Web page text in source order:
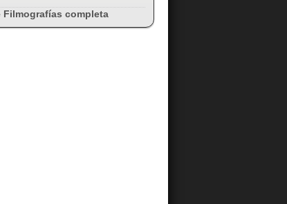
Filmografías completa